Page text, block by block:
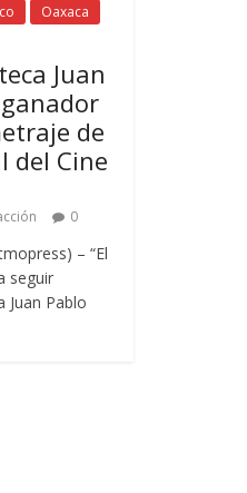
Oaxaca
Juan
de
del Cine
0
– “El
seguir
Juan Pablo